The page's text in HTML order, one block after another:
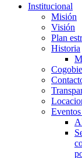
Institucional
Misión
Visión
Plan
Historia